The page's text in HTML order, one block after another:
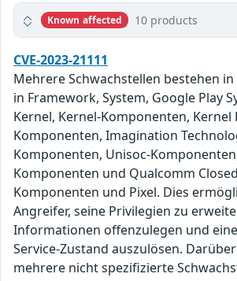
Known affected 10 products
CVE-2023-21111
Mehrere Schwachstellen bestehen
in Framework, System, Google Play
Kernel, Kernel-Komponenten, Kernel
Komponenten, Imagination
Komponenten, Unisoc-
Komponenten und Qualcomm
Komponenten und Pixel. Dies
Angreifer, seine Privilegien zu
Informationen offenzulegen und
Service-Zustand auszulösen.
mehrere nicht spezifizierte